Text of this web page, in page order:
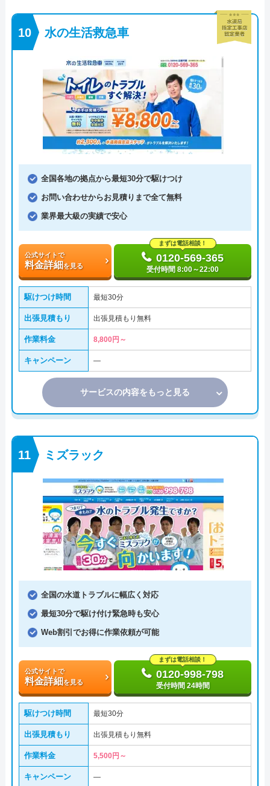
水の生活救急車
全国各地の拠点から最短30分で駆けつけ
お問い合わせからお見積りまで全て無料
業界最大級の実績で安心
公式サイトで
料金詳細を見る
まずは電話相談！
0120-569-365
受付時間 8:00～22:00
駆けつけ時間 最短30分
出張見積もり 出張見積もり無料
作業料金 8,800円～
キャンペーン ―
サービスの内容をもっと見る
ミズラック
全国の水道トラブルに幅広く対応
最短30分で駆け付け緊急時も安心
Web割引でお得に作業依頼が可能
公式サイトで
料金詳細を見る
まずは電話相談！
0120-998-798
受付時間 24時間
駆けつけ時間 最短30分
出張見積もり 出張見積もり無料
作業料金 5,500円～
キャンペーン ―